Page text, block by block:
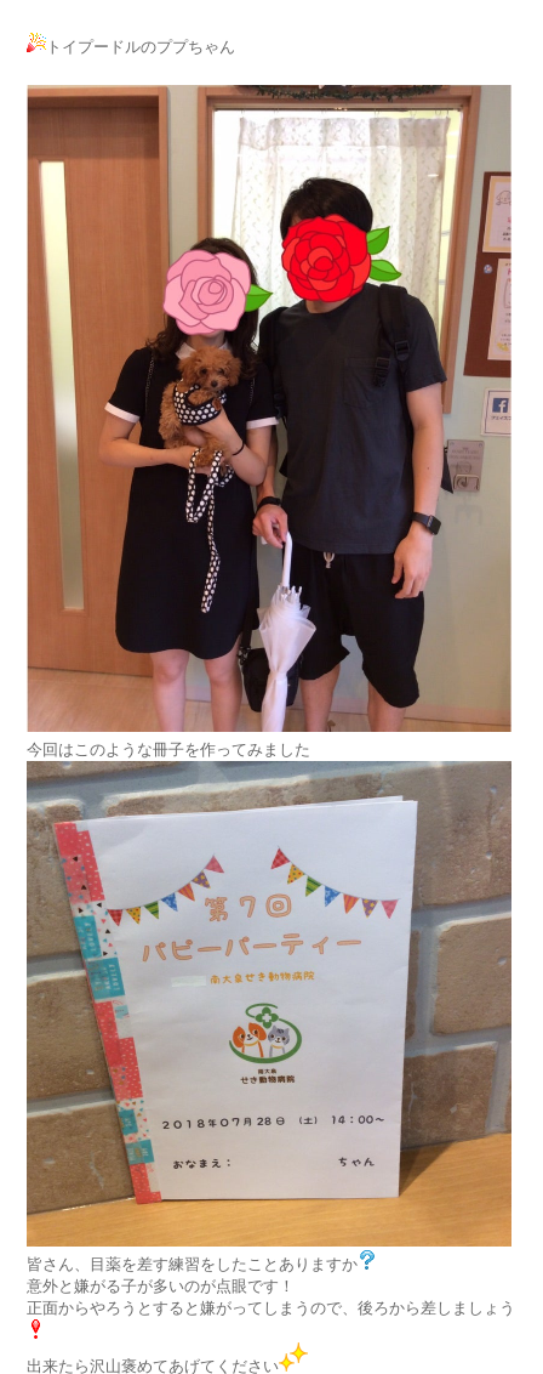
トイプードルのププちゃん
今回はこのような冊子を作ってみました
皆さん、目薬を差す練習をしたことありますか
意外と嫌がる子が多いのが点眼です！
正面からやろうとすると嫌がってしまうので、後ろから差しましょう
出来たら沢山褒めてあげてください